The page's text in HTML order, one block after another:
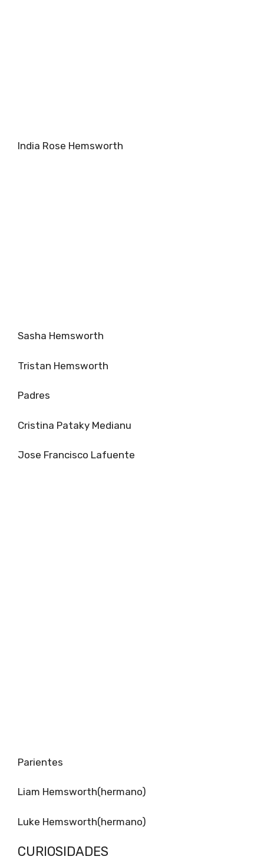
India Rose Hemsworth
Sasha Hemsworth
Tristan Hemsworth
Padres
Cristina Pataky Medianu
Jose Francisco Lafuente
Parientes
Liam Hemsworth(hermano)
Luke Hemsworth(hermano)
CURIOSIDADES